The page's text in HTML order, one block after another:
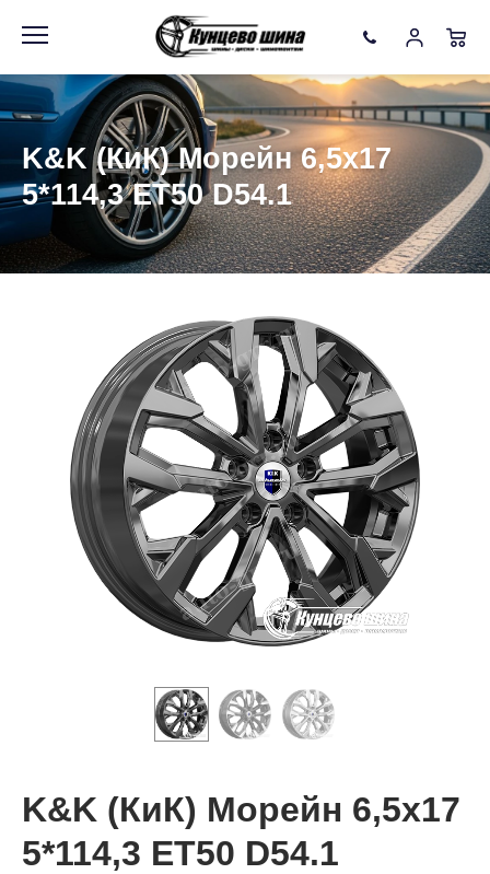
K&K (КиК) Морейн 6,5x17
5*114,3 ET50 D54.1
K&K (КиК) Морейн 6,5x17
5*114,3 ET50 D54.1
Информация Фото товара